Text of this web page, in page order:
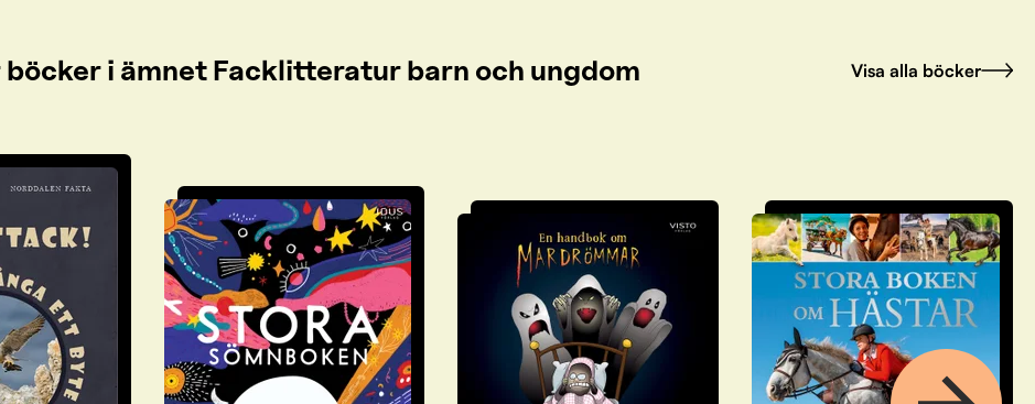
böcker i ämnet Facklitteratur barn och ungdom Visa alla böcker